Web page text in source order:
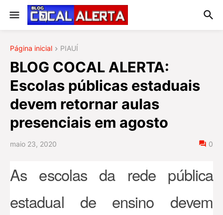
Página inicial PIAUÍ
BLOG COCAL ALERTA:
Escolas públicas estaduais
devem retornar aulas
presenciais em agosto
maio 23, 2020 0
As escolas da rede pública
estadual de ensino devem